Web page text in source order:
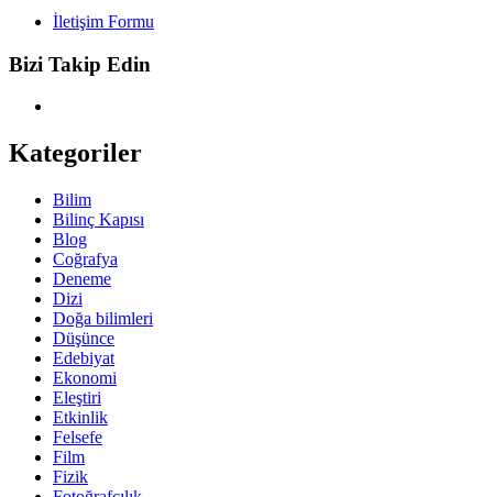
İletişim Formu
Bizi Takip Edin
Kategoriler
Bilim
Bilinç Kapısı
Blog
Coğrafya
Deneme
Dizi
Doğa bilimleri
Düşünce
Edebiyat
Ekonomi
Eleştiri
Etkinlik
Felsefe
Film
Fizik